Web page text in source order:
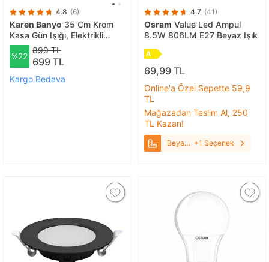
4.8 (6)
Karen Banyo 35 Cm Krom
Kasa Gün Işığı, Elektrikli
Banyo Ayna Tablo
Aydınlatma Flüt Kuğu Led
Aplik
%22
899 TL
699 TL
Kargo Bedava
4.7 (41)
Osram Value Led Ampul
8.5W 806LM E27 Beyaz Işık
69,99 TL
Online'a Özel Sepette 59,9
TL
Mağazadan Teslim Al, 250
TL Kazan!
Beyaz
+1 Seçenek